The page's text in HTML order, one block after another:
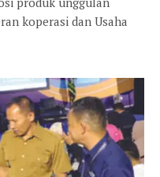
koperasi dan Usaha